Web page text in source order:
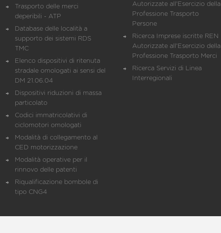
Trasporto delle merci
deperibili - ATP
Database delle località a
supporto dei sistemi RDS
TMC
Elenco dispositivi di ritenuta
stradale omologati ai sensi del
DM 21.06.04
Dispositivi riduzioni di massa
particolato
Codici immatricolativi di
ciclomotori omologati
Modalità di collegamento al
CED motorizzazione
Modalità operative per il
rinnovo delle patenti
Riqualificazione bombole di
tipo CNG4
Autorizzate all'Esercizio della
Professione Trasporto
Persone
Ricerca Imprese iscritte REN
Autorizzate all'Esercizio della
Professione Trasporto Merci
Ricerca Servizi di Linea
Interregionali